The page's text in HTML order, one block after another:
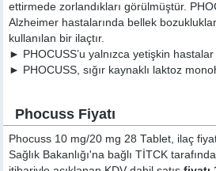
ettirmede zorlandıkları görülmüştür.
Alzheimer hastalarında bellek
kullanılan bir ilaçtır.
► PHOCUSS’u yalnızca yetişkin
► PHOCUSS, sığır kaynaklı laktoz
Phocuss Fiyatı
Phocuss 10 mg/20 mg 28 Tablet, ilaç
Sağlık Bakanlığı'na bağlı TİTCK